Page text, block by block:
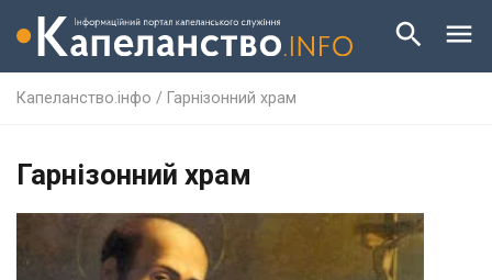
Капеланство.інфо / Гарнізонний храм
Гарнізонний храм